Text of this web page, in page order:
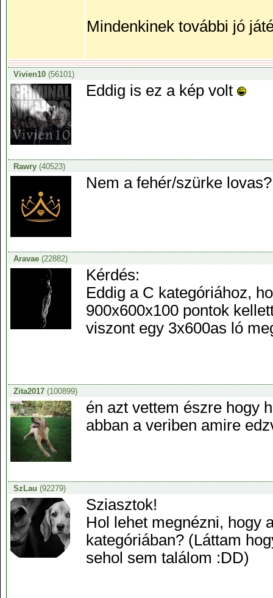
Mindenkinek további jó
Vivien10(56101)
Eddig is ez a kép volt
Rawry(40523)
Nem a fehér/szürke
Aravae(22882)
Kérdés:
Eddig a C kategóriához,
900x600x100 pontok
viszont egy 3x600as ló
Zita2017(100899)
én azt vettem észre hogy
abban a veriben amire
SzLau (92279)
Sziasztok!
Hol lehet megnézni, hogy
kategóriában? (Láttam
sehol sem találom :DD)